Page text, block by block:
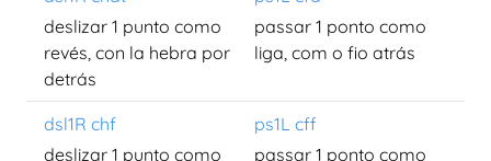
deslizar 1 punto como
revés, con la hebra por
detrás
passar 1 ponto como
liga, com o fio atrás
dsl1R chf
ps1L cff
deslizar 1 punto como
passar 1 ponto como